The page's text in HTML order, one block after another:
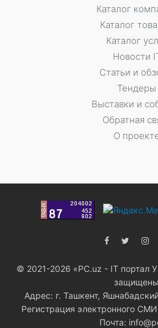
Каталог
Каталог
Каталог
Новости
Статьи и
Тендеры
Выставки и
Обратная
О
© 2021-2026 «PC.uz - IT портал
защищены
Адрес: г. Ташкент,
Регистрация электронного
Почта: